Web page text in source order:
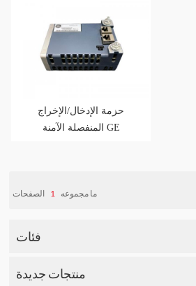
حزمة الإدخال/الإخراج
المنفصلة الآمنة GE
ما مجموعه 1 الصفحات
فئات
منتجات جديدة